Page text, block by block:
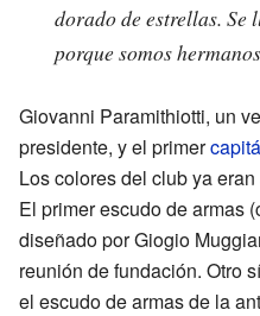
dorado de estrellas.
porque somos
Giovanni Paramithiotti, un
presidente, y el primer
Los colores del club ya
El primer escudo de armas
diseñado porGiogio
reunión de fundación. Otro
el escudo de armas de la